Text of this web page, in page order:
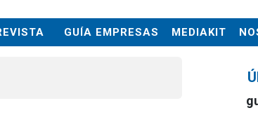
GUÍA EMPRESAS MEDIAKIT